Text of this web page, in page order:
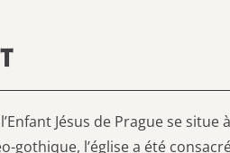
Jésus de Prague se
gothique, l’église a été